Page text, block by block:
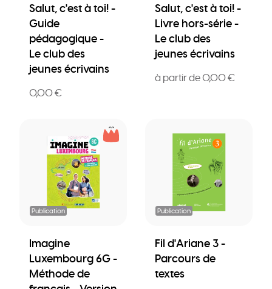
Salut, c'est à toi! -
Guide
pédagogique -
Le club des
jeunes écrivains
0,00 €
Salut, c'est à toi! -
Livre hors-série -
Le club des
jeunes écrivains
à partir de 0,00 €
Publication
Imagine
Luxembourg 6G -
Méthode de
Publication
Fil d'Ariane 3 -
Parcours de
textes